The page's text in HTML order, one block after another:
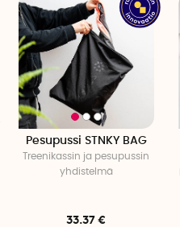
Pesupussi STNKY BAG
Treenikassin ja pesupussin
yhdistelmä
33.37 €